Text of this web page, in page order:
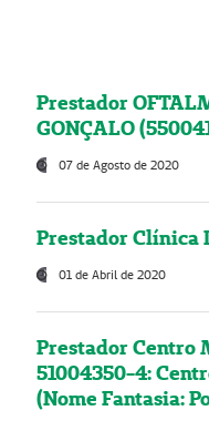
Prestador
GONÇALO
07 de Agosto de 2020
Prestador Clínica
01 de Abril de 2020
Prestador Centro
51004350-4:
(Nome Fantasia: